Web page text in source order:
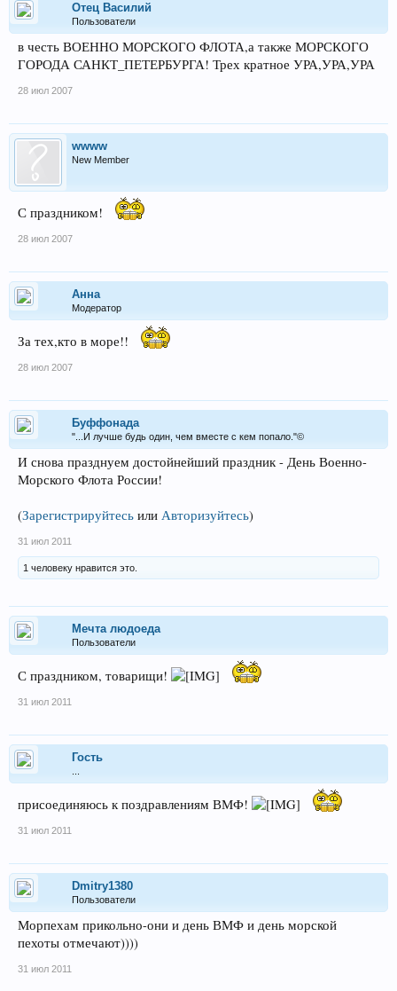
Отец Василий
Пользователи
в честь ВОЕННО МОРСКОГО ФЛОТА,а также МОРСКОГО
ГОРОДА САНКТ_ПЕТЕРБУРГА! Трех кратное УРА,УРА,УРА
28 июл 2007
wwww
New Member
С праздником!
28 июл 2007
Анна
Модератор
За тех,кто в море!!
28 июл 2007
Буффонада
"...И лучше будь один, чем вместе с кем попало."©
И снова празднуем достойнейший праздник - День Военно-
Морского Флота России!
(Зарегистрируйтесь или Авторизуйтесь)
31 июл 2011
1 человеку нравится это.
Мечта людоеда
Пользователи
С праздником, товарищи!
31 июл 2011
Гость
присоединяюсь к поздравлениям ВМФ!
31 июл 2011
Dmitry1380
Пользователи
Морпехам прикольно-они и день ВМФ и день морской
пехоты отмечают))))
31 июл 2011